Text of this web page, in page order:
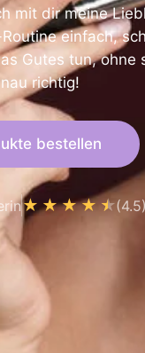
mit dir meine
einfach,
Gutes tun, ohne
richtig!
bestellen
★★★★★